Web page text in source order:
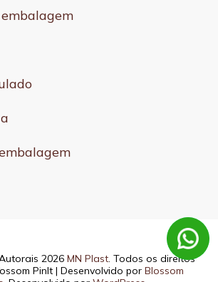
2026 MN Plast. Todos os direitos
PinIt | Desenvolvido por Blossom